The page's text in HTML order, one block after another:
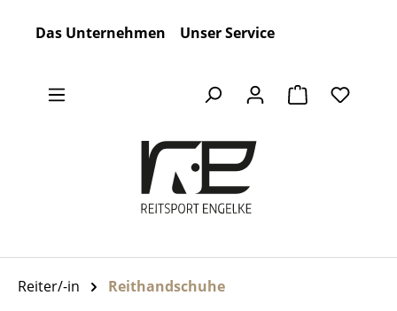
Das Unternehmen Unser Service
Warenkorb
Reiter/-in Reithandschuhe